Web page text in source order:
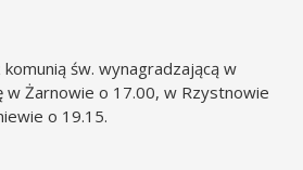
św. wynagradzającą w
w Żarnowie o 17.00, w Rzystnowie
o 19.15.